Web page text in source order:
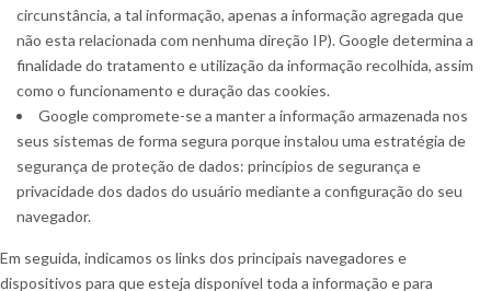
circunstância, a tal informação, apenas a informação agregada que
não esta relacionada com nenhuma direção IP). Google determina a
finalidade do tratamento e utilização da informação recolhida, assim
como o funcionamento e duração das cookies.
Google compromete-se a manter a informação armazenada nos
seus sistemas de forma segura porque instalou uma estratégia de
segurança de proteção de dados: princípios de segurança e
privacidade dos dados do usuário mediante a configuração do seu
navegador.
Em seguida, indicamos os links dos principais navegadores e
dispositivos para que esteja disponível toda a informação e para